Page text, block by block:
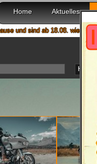
Home Aktuelles
wieder mit voller Power für